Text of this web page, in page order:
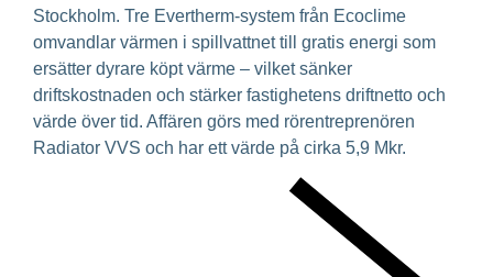
Stockholm. Tre Evertherm-system från Ecoclime
omvandlar värmen i spillvattnet till gratis energi som
ersätter dyrare köpt värme – vilket sänker
driftskostnaden och stärker fastighetens driftnetto och
värde över tid. Affären görs med rörentreprenören
Radiator VVS och har ett värde på cirka 5,9 Mkr.